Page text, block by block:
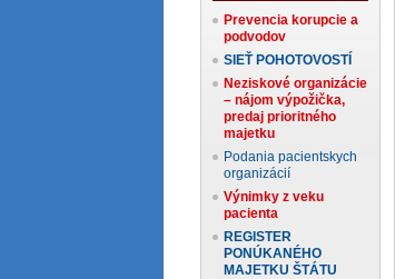
Prevencia korupcie a
podvodov
SIEŤ POHOTOVOSTÍ
Neziskové organizácie
– nájom výpožička,
predaj prioritného
majetku
Podania pacientskych
organizácií
Výnimky z veku
pacienta
REGISTER
PONÚKANÉHO
MAJETKU ŠTÁTU